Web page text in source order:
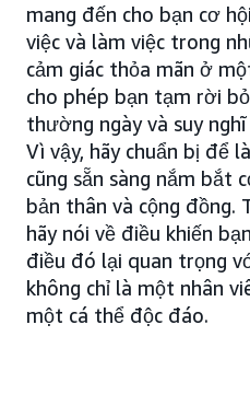
mang đến cho bạn cơ
việc và làm việc trong
cảm giác thỏa mãn ở
cho phép bạn tạm rời
thường ngày và suy
Vì vậy, hãy chuẩn bị để
cũng sẵn sàng nắm bắt
bản thân và cộng đồng.
hãy nói về điều khiến
điều đó lại quan trọng
không chỉ là một nhân
một cá thể độc đáo.